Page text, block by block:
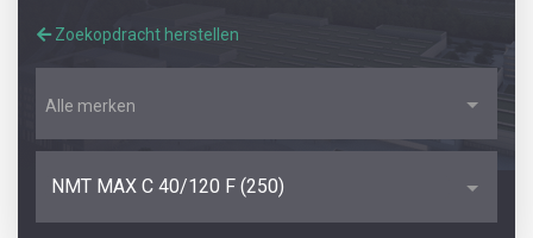
Zoekopdracht herstellen
Alle merken
NMT MAX C 40/120 F (250)